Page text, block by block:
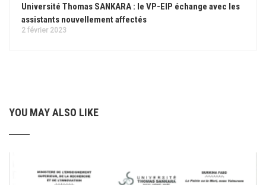
Université Thomas SANKARA : le VP-EIP échange avec les
assistants nouvellement affectés
2 février 2023
YOU MAY ALSO LIKE